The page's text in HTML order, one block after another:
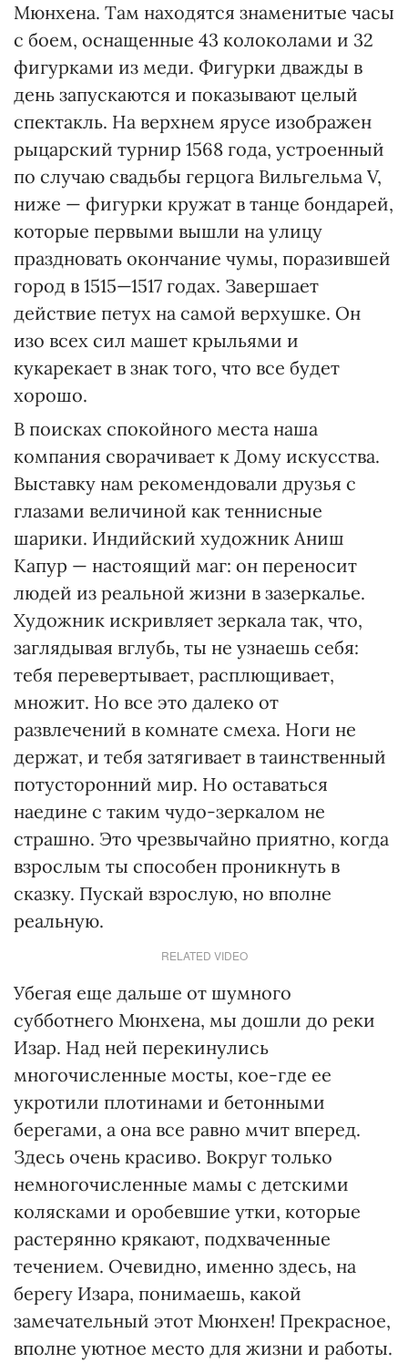
Мюнхена. Там находятся знаменитые часы
с боем, оснащенные 43 колоколами и 32
фигурками из меди. Фигурки дважды в
день запускаются и показывают целый
спектакль. На верхнем ярусе изображен
рыцарский турнир 1568 года, устроенный
по случаю свадьбы герцога Вильгельма V,
ниже — фигурки кружат в танце бондарей,
которые первыми вышли на улицу
праздновать окончание чумы, поразившей
город в 1515—1517 годах. Завершает
действие петух на самой верхушке. Он
изо всех сил машет крыльями и
кукарекает в знак того, что все будет
хорошо.
В поисках спокойного места наша
компания сворачивает к Дому искусства.
Выставку нам рекомендовали друзья с
глазами величиной как теннисные
шарики. Индийский художник Аниш
Капур — настоящий маг: он переносит
людей из реальной жизни в зазеркалье.
Художник искривляет зеркала так, что,
заглядывая вглубь, ты не узнаешь себя:
тебя перевертывает, расплющивает,
множит. Но все это далеко от
развлечений в комнате смеха. Ноги не
держат, и тебя затягивает в таинственный
потусторонний мир. Но оставаться
наедине с таким чудо-зеркалом не
страшно. Это чрезвычайно приятно, когда
взрослым ты способен проникнуть в
сказку. Пускай взрослую, но вполне
реальную.
RELATED VIDEO
Убегая еще дальше от шумного
субботнего Мюнхена, мы дошли до реки
Изар. Над ней перекинулись
многочисленные мосты, кое-где ее
укротили плотинами и бетонными
берегами, а она все равно мчит вперед.
Здесь очень красиво. Вокруг только
немногочисленные мамы с детскими
колясками и оробевшие утки, которые
растерянно крякают, подхваченные
течением. Очевидно, именно здесь, на
берегу Изара, понимаешь, какой
замечательный этот Мюнхен! Прекрасное,
вполне уютное место для жизни и работы.